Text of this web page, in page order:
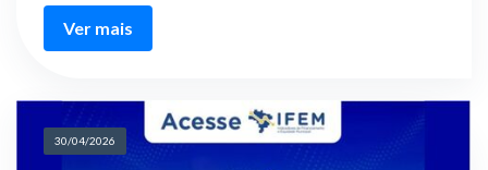
Ver mais
30/04/2026